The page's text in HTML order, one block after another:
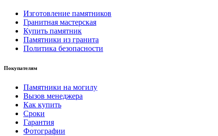
Изготовление памятников
Гранитная мастерская
Купить памятник
Памятники из гранита
Политика безопасности
Покупателям
Памятники на могилу
Вызов менеджера
Как купить
Сроки
Гарантия
Фотографии